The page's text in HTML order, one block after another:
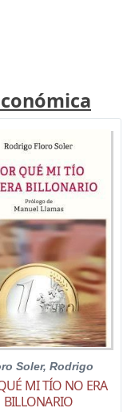
Soler, Rodrigo
MI TÍO NO ERA
BILLONARIO